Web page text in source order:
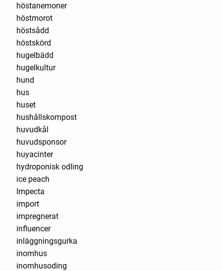
höstanemoner
höstmorot
höstsådd
höstskörd
hugelbädd
hugelkultur
hund
hus
huset
hushållskompost
huvudkål
huvudsponsor
huyacinter
hydroponisk odling
ice peach
Impecta
import
impregnerat
influencer
inläggningsgurka
inomhus
inomhusoding